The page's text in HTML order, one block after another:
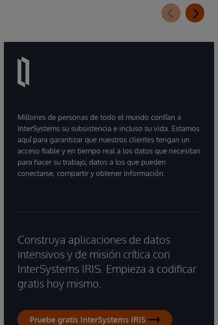
Millones de personas de todo el mundo confían a
InterSystems su subsistencia e incluso su vida. Estamos
aquí para garantizar que nuestros clientes tengan un
acceso fiable y en tiempo real a los datos que necesitan
para hacer su trabajo, datos a los que pueden
conectarse, compartir y obtener información.
Construya aplicaciones de datos
intensivos y de misión crítica con
InterSystems IRIS. Empieza a codificar
gratis hoy mismo.
Pruebe gratis InterSystems IRIS